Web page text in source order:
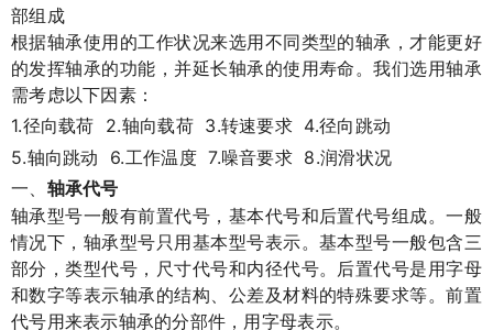
部组成
根据轴承使用的工作状况来选用不同类型的轴承，才能更好
的发挥轴承的功能，并延长轴承的使用寿命。我们选用轴承
需考虑以下因素：
1.径向载荷 2.轴向载荷3.转速要求4.径向跳动
5.轴向跳动 6.工作温度7.噪音要求8.润滑状况
一、 轴承代号
轴承型号一般有前置代号，基本代号和后置代号组成。一般
情况下，轴承型号只用基本型号表示。基本型号一般包含三
部分，类型代号，尺寸代号和内径代号。后置代号是用字母
和数字等表示轴承的结构、公差及材料的特殊要求等。前置
代号用来表示轴承的分部件，用字母表示。